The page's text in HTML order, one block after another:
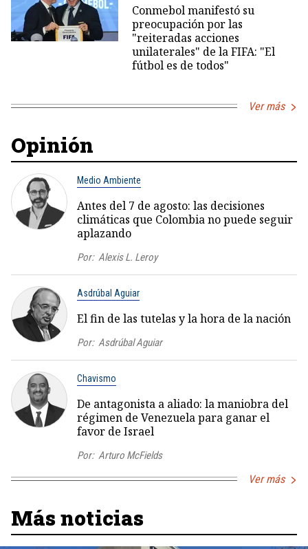
Conmebol manifestó su
preocupación por las
"reiteradas acciones
unilaterales" de la FIFA: "El
fútbol es de todos"
Ver más
Opinión
Medio Ambiente
Antes del 7 de agosto: las decisiones
climáticas que Colombia no puede seguir
aplazando
Por: Alexis L. Leroy
Asdrúbal Aguiar
El fin de las tutelas y la hora de la nación
Por: Asdrúbal Aguiar
Chavismo
De antagonista a aliado: la maniobra del
régimen de Venezuela para ganar el
favor de Israel
Por: Arturo McFields
Ver más
Más noticias